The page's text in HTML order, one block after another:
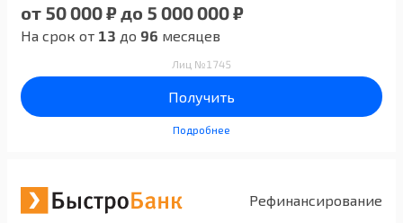
от 50 000 ₽ до 5 000 000 ₽
На срок от 13 до 96 месяцев
Лиц №1745
Получить
Подробнее
Рефинансирование